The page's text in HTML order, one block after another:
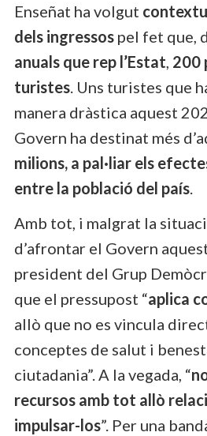
Enseñat ha volgut
dels ingressos pel fet que,
anuals que rep l’Estat, 200
turistes. Uns turistes que
manera dràstica aquest
Govern ha destinat més
milions, a pal·liar els
entre la població del país.
Amb tot, i malgrat la
d’afrontar el Govern
president del Grup
que el pressupost “aplica
allò que no es vincula
conceptes de salut i
ciutadania”. A la vegada, “
recursos amb tot allò
impulsar-los”. Per una